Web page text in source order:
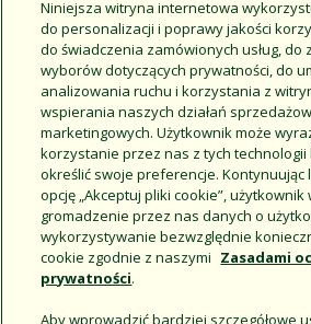
Elastyczna rura z
serii SPX
Kliknij, aby uzyskać więcej
informacji
Niniejsza witryna internetowa
do personalizacji i poprawy jakości
do świadczenia zamówionych usług, do
wyborów dotyczących prywatności, do
analizowania ruchu i korzystania z
wspierania naszych działań
marketingowych. Użytkownik może
korzystanie przez nas z tych technologii
określić swoje preferencje. Kontynuując
opcję „Akceptuj pliki cookie”,
gromadzenie przez nas danych o
wykorzystywanie bezwzględnie
cookie zgodnie z naszymi Zasadami
prywatności.
Aby wprowadzić bardziej szczegółowe